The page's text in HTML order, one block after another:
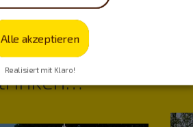
essen,
Alle akzeptieren
Realisiert mit Klaro!